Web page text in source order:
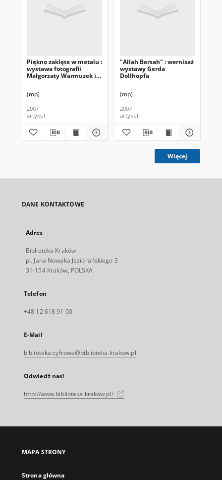
Piękno zaklęte w metalu :
wystawa fotografii
Małgorzaty Warmuzek i
(mp)
2007
artykuł
"Allah Bersah" : wernisaż
wystawy Gerda
Dollhopfa
(mp)
2007
artykuł
Więcej
DANE KONTAKTOWE
Adres
Biblioteka Kraków
pl. Jana Nowaka Jeziorańskiego 3
31-154 Kraków, POLSKA
Telefon
+48 12 618 91 00
E-Mail
biblioteka.cyfrowa@biblioteka.krakow.pl
Odwiedź nas!
http://www.biblioteka.krakow.pl/
MAPA STRONY
Strona główna